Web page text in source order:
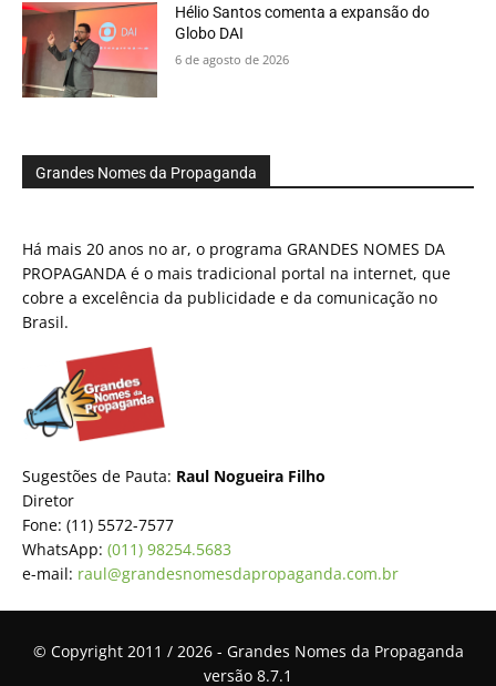
Hélio Santos comenta a expansão do
Globo DAI
6 de agosto de 2026
Grandes Nomes da Propaganda
Há mais 20 anos no ar, o programa GRANDES NOMES DA
PROPAGANDA é o mais tradicional portal na internet, que
cobre a excelência da publicidade e da comunicação no
Brasil.
Sugestões de Pauta: Raul Nogueira Filho
Diretor
Fone: (11) 5572-7577
WhatsApp: (011) 98254.5683
e-mail: raul@grandesnomesdapropaganda.com.br
© Copyright 2011 / 2026 - Grandes Nomes da Propaganda
versão 8.7.1